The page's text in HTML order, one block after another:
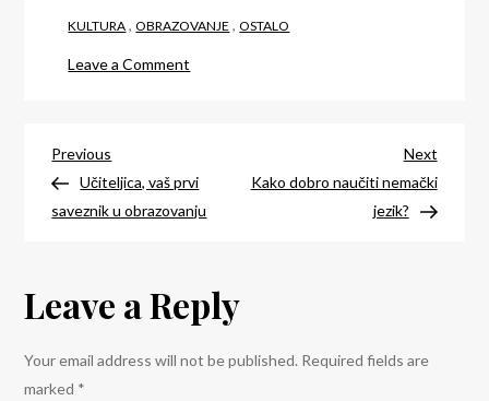
KULTURA ,OBRAZOVANJE ,OSTALO
Leave a Comment
govoriš
engleski?
Post
navigation
Previous
Post
Previous
Učiteljica, vaš prvi
saveznik u obrazovanju
Next
Post
Next
Kako dobro naučiti nemački
jezik?
Leave a Reply
Your email address will not be published. Required fields are
marked *